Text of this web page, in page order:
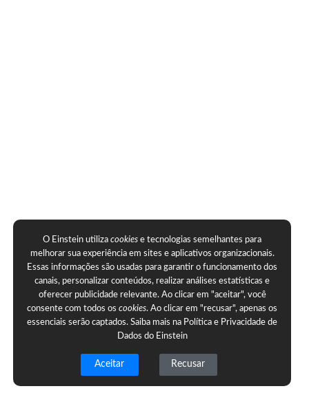
O Einstein utilizacookies e tecnologias semelhantes para
melhorar sua experiência em sites e aplicativos organizacionais.
Essas informações são usadas para garantir o funcionamento dos
canais, personalizar conteúdos, realizar análises estatísticas e
oferecer publicidade relevante. Ao clicar em "aceitar", você
consente com todos oscookies. Ao clicar em "recusar", apenas os
essenciais serão captados. Saiba mais na Política e Privacidade de
Dados do Einstein
Aceitar Recusar